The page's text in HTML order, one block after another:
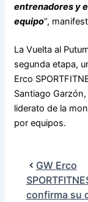
entrenadores y
equipo“,
La Vuelta al
segunda etapa,
Erco
Santiago
liderato de la
por equipos.
GW Erco
confirma su